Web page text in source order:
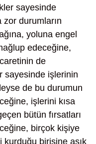
sayesinde
durumların
yoluna engel
edeceğine,
de
sayesinde işlerinin
de bu durumun
işlerini kısa
bütün fırsatları
birçok kişiye
kurduğu birisine aşık